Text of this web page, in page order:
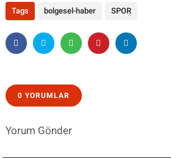
Tags bolgesel-haber SPOR
0 YORUMLAR
Yorum Gönder